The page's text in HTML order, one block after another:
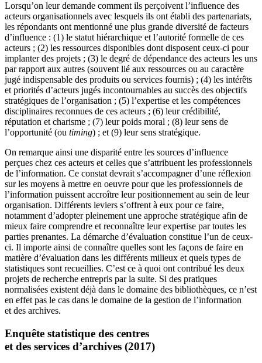
Lorsqu’on leur demande comment ils perçoivent l’influence des
acteurs organisationnels avec lesquels ils ont établi des partenariats,
les répondants ont mentionné une plus grande diversité de facteurs
d’influence : (1) le statut hiérarchique et l’autorité formelle de ces
acteurs ; (2) les ressources disponibles dont disposent ceux-ci pour
implanter des projets ; (3) le degré de dépendance des acteurs les uns
par rapport aux autres (souvent lié aux ressources ou au caractère
jugé indispensable des produits ou services fournis) ; (4) les intérêts
et priorités d’acteurs jugés incontournables au succès des objectifs
stratégiques de l’organisation ; (5) l’expertise et les compétences
disciplinaires reconnues de ces acteurs ; (6) leur crédibilité,
réputation et charisme ; (7) leur poids moral ; (8) leur sens de
l’opportunité (ou timing) ; et (9) leur sens stratégique.
On remarque ainsi une disparité entre les sources d’influence
perçues chez ces acteurs et celles que s’attribuent les professionnels
de l’information. Ce constat devrait s’accompagner d’une réflexion
sur les moyens à mettre en oeuvre pour que les professionnels de
l’information puissent accroître leur positionnement au sein de leur
organisation. Différents leviers s’offrent à eux pour ce faire,
notamment d’adopter pleinement une approche stratégique afin de
mieux faire comprendre et reconnaître leur expertise par toutes les
parties prenantes. La démarche d’évaluation constitue l’un de ceux-
ci. Il importe ainsi de connaître quelles sont les façons de faire en
matière d’évaluation dans les différents milieux et quels types de
statistiques sont recueillies. C’est ce à quoi ont contribué les deux
projets de recherche entrepris par la suite. Si des pratiques
normalisées existent déjà dans le domaine des bibliothèques, ce n’est
en effet pas le cas dans le domaine de la gestion de l’information
et des archives.
Enquête statistique des centres
et des services d’archives (2017)